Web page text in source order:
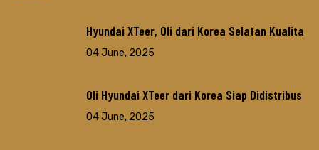
Hyundai XTeer, Oli dari Korea Selatan Kualita
04 June, 2025
Oli Hyundai XTeer dari Korea Siap Didistribus
04 June, 2025